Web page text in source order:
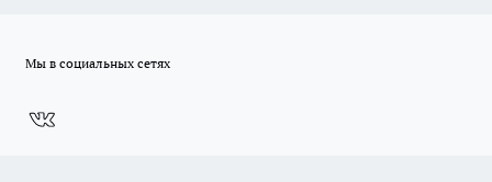
Мы в социальных сетях